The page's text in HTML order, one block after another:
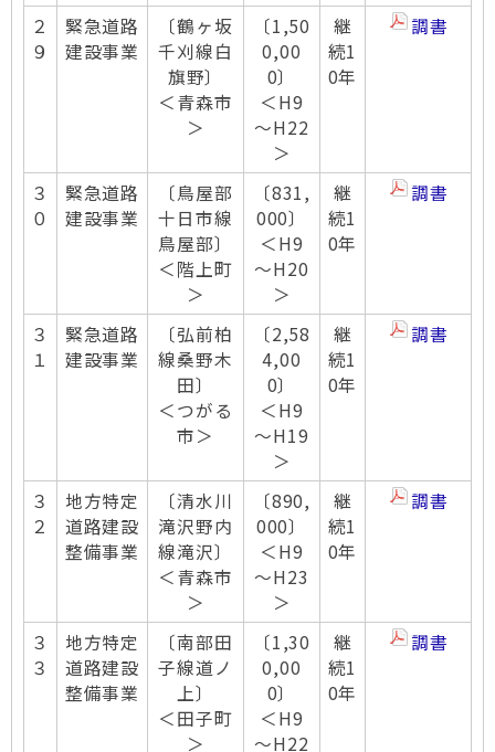
２
９
緊急道路
建設事業
〔鶴ヶ坂
千刈線白
旗野〕
＜青森市
＞
〔1,50
0,00
0〕
＜H9
～H22
＞
継
続1
0年
調書
３
０
緊急道路
建設事業
〔鳥屋部
十日市線
鳥屋部〕
＜階上町
＞
〔831,
000〕
＜H9
～H20
＞
継
続1
0年
調書
３
１
緊急道路
建設事業
〔弘前柏
線桑野木
田〕
＜つがる
市＞
〔2,58
4,00
0〕
＜H9
～H19
＞
継
続1
0年
調書
３
２
地方特定
道路建設
整備事業
〔清水川
滝沢野内
線滝沢〕
＜青森市
＞
〔890,
000〕
＜H9
～H23
＞
継
続1
0年
調書
３
３
地方特定
道路建設
整備事業
〔南部田
子線道ノ
上〕
＜田子町
＞
〔1,30
0,00
0〕
＜H9
～H22
継
続1
0年
調書